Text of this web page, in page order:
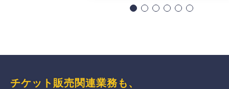
チケット販売関連業務も、